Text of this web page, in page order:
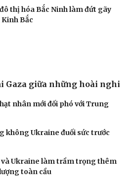
thị hóa Bắc Ninh làm đứt gãy
Bắc
Gaza giữa những hoài nghi
nhân mới đối phó với Trung
không Ukraine đuối sức trước
Ukraine làm trầm trọng thêm
toàn cầu